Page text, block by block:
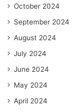
October 2024
September 2024
August 2024
July 2024
June 2024
May 2024
April 2024